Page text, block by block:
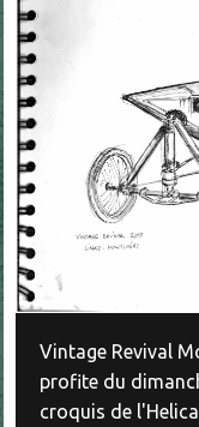
Vintage Revival
profite du
croquis de